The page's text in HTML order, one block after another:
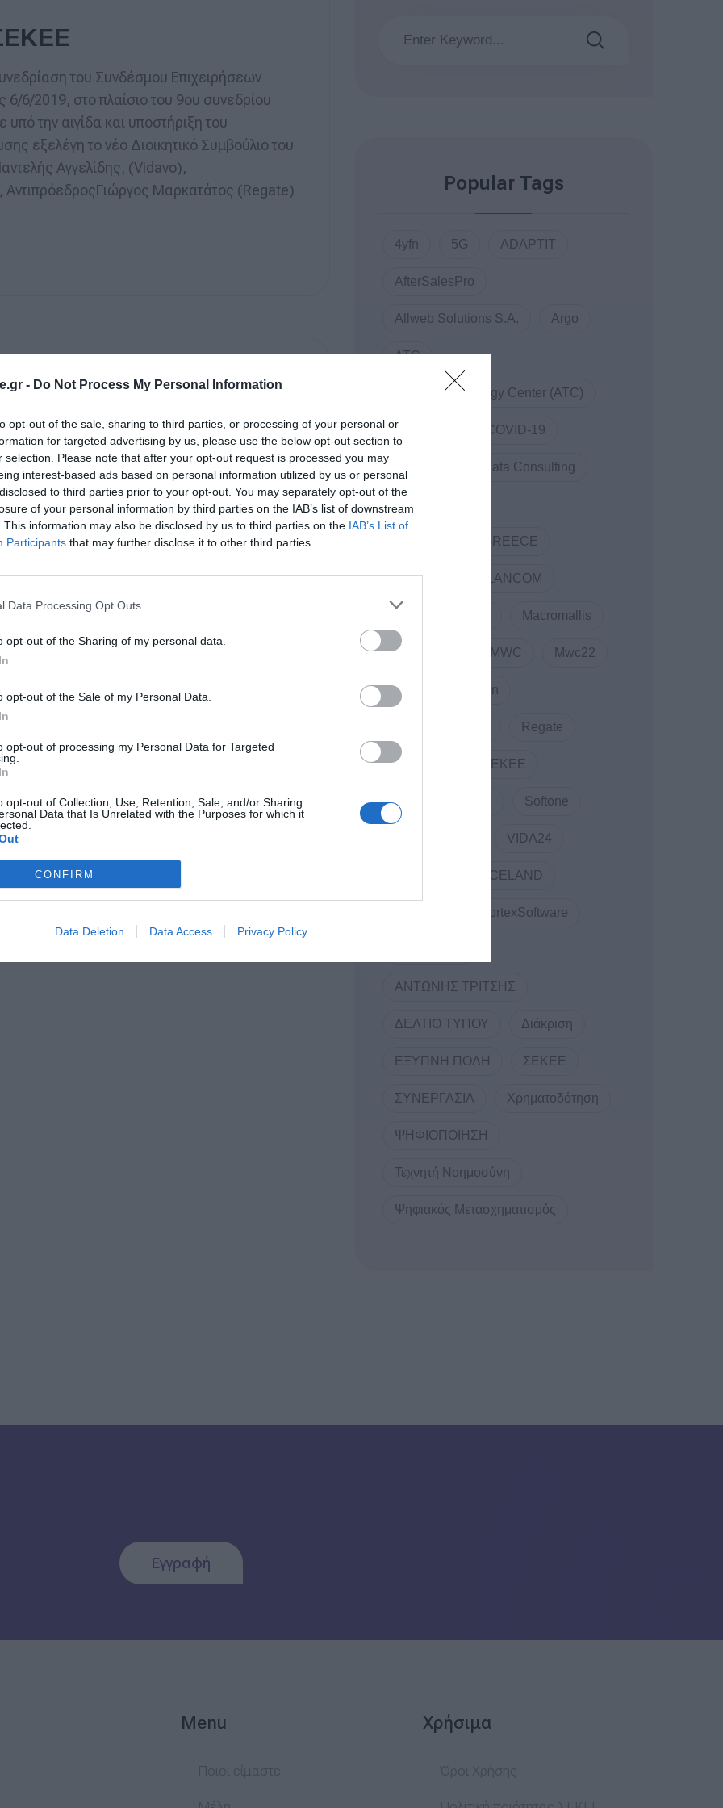
- Do Not Process My Personal Information
opt-out of the sale, sharing to third parties, or processing of your personal or
for targeted advertising by us, please use the below opt-out section to
selection. Please note that after your opt-out request is processed you may
interest-based ads based on personal information utilized by us or personal
to third parties prior to your opt-out. You may separately opt-out of the
of your personal information by third parties on the IAB’s list of downstream
This information may also be disclosed by us to third parties on the IAB’s List of
Participants that may further disclose it to other third parties.
Data Processing Opt Outs
opt-out of the Sharing of my personal data.
opt-out of the Sale of my Personal Data.
opt-out of processing my Personal Data for Targeted
opt-out of Collection, Use, Retention, Sale, and/or Sharing
Data that Is Unrelated with the Purposes for which it
CONFIRM
Data Deletion Data Access Privacy Policy
του Συνδέσμου Επιχειρήσεων
6/2019, στο πλαίσιο του 9ου συνεδρίου
την αιγίδα και υποστήριξη του
εξελέγη το νέο Διοικητικό Συμβούλιο του
Αγγελίδης, (Vidavo),
Μαρκατάτος (Regate)
του Συνδέσμου Επιχειρήσεων
6/2019, στο πλαίσιο του 9ου συνεδρίου
την αιγίδα και υποστήριξη του
εξελέγη το νέο Διοικητικό Συμβούλιο του
Αγγελίδης, (Vidavo),
Μαρκατάτος (Regate)
Popular Tags
4yfn 5G ADAPTIT
AfterSalesPro
Allweb Solutions S.A. Argo
ATC
Athens Technology Center (ATC)
Code.Hub COVID-19
Data Consulting
DOTSOFT
ENTERPRISE GREECE
Innovation LANCOM
Macromallis
Markatatos MWC Mwc22
NewCollaboration
Regate
REVIVAL SEKEE
SMARTUP WEB Softone
VIDA24
VOICELAND
VortexSoftware
ΑΝΤΩΝΗΣ ΤΡΙΤΣΗΣ
ΔΕΛΤΙΟ ΤΥΠΟΥ Διάκριση
ΕΞΥΠΝΗ ΠΟΛΗ ΣΕΚΕΕ
ΣΥΝΕΡΓΑΣΙΑ Χρηματοδότηση
ΨΗΦΙΟΠΟΙΗΣΗ
Τεχνητή Νοημοσύνη
Ψηφιακός Μετασχηματισμός
Εγγραφή
Menu Χρήσιμα